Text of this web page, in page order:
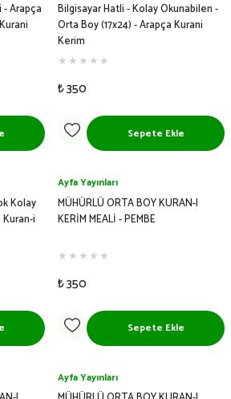
Arapça
Bilgisayar Hatli - Kolay Okunabilen -
Orta Boy (17x24) - Arapça Kurani
Kerim
₺ 350
Sepete Ekle
Kolay
i
Ayfa Yayınları
MÜHÜRLÜ ORTA BOY KURAN-I
KERİM MEALİ - PEMBE
₺ 350
Sepete Ekle
Ayfa Yayınları